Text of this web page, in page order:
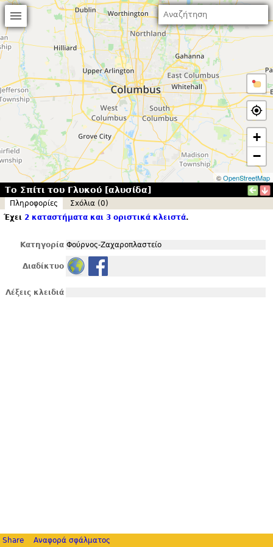
+
−
©OpenStreetMap
Το Σπίτι του Γλυκού [αλυσίδα]
Πληροφορίες
Σxόλια (0)
Έχει 2 καταστήματα και 3 οριστικά κλειστά.
Κατηγορία Φούρνος-Ζαχαροπλαστείο
Διαδίκτυο
Λέξεις κλειδιά
Share Αναφορά σφάλματος